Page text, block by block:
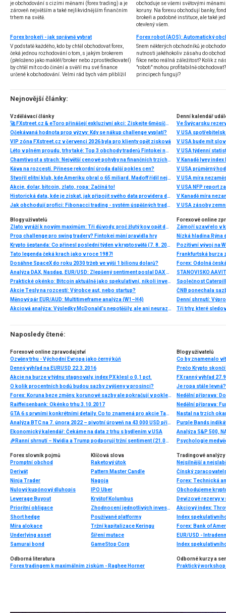
je obchodování s cizími měnami (forex trading) a je
zároveň největším a také nejlikvidnějším finančním
trhem na světě.
obchoduje se všemi světovými
koruny. Na forexu obchodují banky,
brokeři a podobné instituce, ale také
otevřený všem.
Forex brokeři - jak správně vybrat
V podstatě každého, kdo by chtěl obchodovat forex,
čeká jednou rozhodování o tom, s jakým brokerem
(přeloženo jako makléř/broker nebo zprostředkovatel)
by chtěl mít co do činění a svěřil mu své finance
určené k obchodování. Velmi rád bych vám přiblížil
několik příkladů nejznámějších z nich.
Snem některých obchodníků je
nutnosti jakéhokoliv zásahu do
fikce nebo reálná záležitost? Kolik z
"roboti" mohou profitabilně
principech fungují?
Nejnovější články:
Vzdělávací články
🚀 FXstreet.cz & eToro přinášejí exkluzivní akci: Získejte 6měsíční členství ve VIP zóně ZDARMA
Očekávaná hodnota prop výzvy: Kdy se nákup challenge vyplatí?
VIP zóna FXstreet.cz v červenci 2026 byla pro klienty opět zisková
Léto v plném proudu, trhy také: Top 3 obchody traderů Fintokei na indexech a zlatě
Chamtivost a strach: Největší cenové pohyby na finančních trzích (červenec 2026)
Káva na rozcestí. Přinese rekordní úroda další pokles cen?
Stvořil elitní klub, kde Ameriku obral o 65 miliard. Madoff řídil největší Ponzi dějin
Akcie, dolar, bitcoin, zlato, ropa: Začíná to!
Historická data, kde je získat, jak připojit svého data providera do MultiCharts a proč je budeme potřebovat? (4. díl)
Jak obchodují profíci: Fibonacci trading - systém úspěšných traderů
Denní kalendář
Ve Švýcarsku
V USA
V USA bude mít
V USA týdenní
V Kanadě Ivey index
V USA průměrný
V USA míra
V USA NFP report
V Kanadě míra
V USA zásoby
Blogy uživatelů
Zlato vyráží k novým maximům: Tři důvody, proč žlutý kov opět dominuje
Prop challenge pro swing tradery? Fintokei mění pravidla hry
Krypto šeptanda: Co přinesl poslední týden v kryptosvětě (7. 8. 2026)
Tato legenda čeká krach jako v roce 1987!
Dosáhne SpaceX do roku 2030 tržeb ve výši 1 bilionu dolarů?
Analýza DAX, Nasdaq, EUR/USD: Zlepšený sentiment poslal DAX na nová maxima
Praktické okénko: Bitcoin aktuálně jako spekulativní, nikoli investiční aktivum
Akcie Tesly na rozcestí: Výrobce aut, nebo startup?
Měnový pár EUR/AUD: Multitimeframe analýza (W1–H4)
Akciová analýza: Výsledky McDonald’s nepotěšily, ale ani neurazily. Jakou vizi společnost prezentovala?
Forexové online
Nízká hladina
Pozitivní vývoj na
Frankfurtská burza
Denní shrnutí:
Tři trhy, které
Naposledy čtené:
Forexové online zpravodajství
Ozvěny trhu - Východní Evropa jako černý kůň
Denný výhľad na EURUSD 22.3.2016
Akcie na burze v týdnu stagnovaly, index PX klesl o 0,1 pct.
O kolik procentních bodů budou sazby zvýšeny v prosinci?
Forex: Koruna beze změny, korunové sazby ale pokračují v poklesu
Raiffeisenbank: Okénko trhu 3.10.2017
GTA 6 s prvními konkrétními detaily. Co to znamená pro akcie Take-Two Interactive?
Analýza BTC na 7. února 2022 – pivotní úroveň na 43 000 USD při testu
Ekonomický kalendář: Čekáme na data z trhu s bydlením v USA
🎉Ranní shrnutí – Nvidia a Trump podporují tržní sentiment (21.05.2026)
Blogy uživatelů
Prečo Krypto
FX ranný výhľad
Je ropa stále levná?
Nedělní příprava:
Nedělní příprava:
Nastal na trzích
Forex slovník pojmů
Promptní obchod
Derivát
Ninja Trader
Nulový kupónový dluhopis
Leverage Buyout
Prioritní obligace
Short hedge
Míra alokace
Underlying asset
Samurai bond
Klíčová slova
Raketový útok
Pattern Master Candle
Nagoja
IPO Uber
Kryštof Kolumbus
Zhodnocení jednotlivých investic
Používané platformy
Tržní kapitalizace Keringu
Šíření mutace
GameStop Corp
Tradingové analýzy
Nejsilnější a
Čínský
Forex: Technická
Devizové rezervy v
Akciový index:
Index
Forex: Bank of
EUR/USD -
Index
Odborná literatura
Forex tradingem k maximálním ziskům - Raghee Horner
Odborné kurzy a